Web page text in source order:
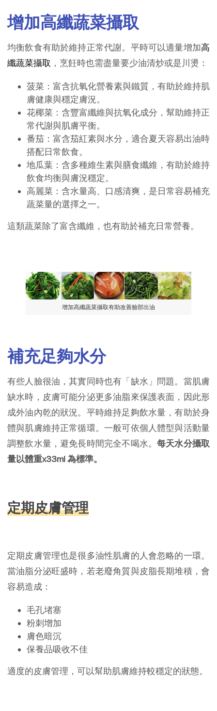
增加高纖蔬菜攝取
均衡飲食有助於維持正常代謝。平時可以適量增加高
纖蔬菜攝取 ，烹飪時也需盡量要少油清炒或是川燙：
菠菜：富含抗氧化營養素與鐵質，有助於維持肌
膚健康與穩定膚況。
花椰菜：含豐富纖維與抗氧化成分，幫助維持正
常代謝與肌膚平衡。
番茄：富含茄紅素與水分，適合夏天容易出油時
搭配日常飲食。
地瓜葉：含多種維生素與膳食纖維，有助於維持
飲食均衡與膚況穩定。
高麗菜：含水量高、口感清爽，是日常容易補充
蔬菜量的選擇之一。
這類蔬菜除了富含纖維，也有助於補充日常營養。
增加高纖蔬菜攝取有助改善臉部出油
補充足夠水分
有些人臉很油，其實同時也有「缺水」問題。當肌膚
缺水時，皮膚可能分泌更多油脂來保護表面，因此形
成外油內乾的狀況。平時維持足夠飲水量，有助於身
體與肌膚維持正常循環。一般可依個人體型與活動量
調整飲水量，避免長時間完全不喝水。每天水分攝取
量以體重x33ml 為標準。
定期皮膚管理
定期皮膚管理也是很多油性肌膚的人會忽略的一環。
當油脂分泌旺盛時，若老廢角質與皮脂長期堆積，會
容易造成：
毛孔堵塞
粉刺增加
膚色暗沉
保養品吸收不佳
適度的皮膚管理，可以幫助肌膚維持較穩定的狀態。